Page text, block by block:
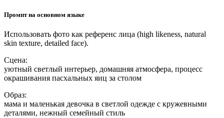
Промпт на основном языке
Использовать фото как референс лица (high likeness, natural
skin texture, detailed face).
Сцена:
уютный светлый интерьер, домашняя атмосфера, процесс
окрашивания пасхальных яиц за столом
Образ:
мама и маленькая девочка в светлой одежде с кружевными
деталями, нежный семейный стиль